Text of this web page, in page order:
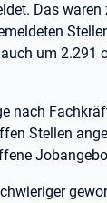
Das
um 2.291
nach
Stellen